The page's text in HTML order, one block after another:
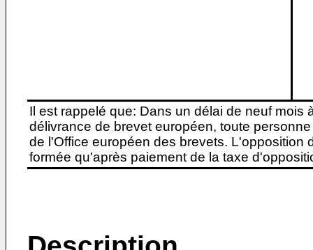
Il est rappelé que: Dans un délai de neuf
délivrance de brevet européen, toute
de l'Office européen des brevets. L'opposition
formée qu'après paiement de la taxe